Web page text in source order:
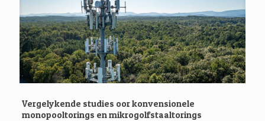
Vergelykende studies oor konvensionele
monopooltorings en mikrogolfstaaltorings